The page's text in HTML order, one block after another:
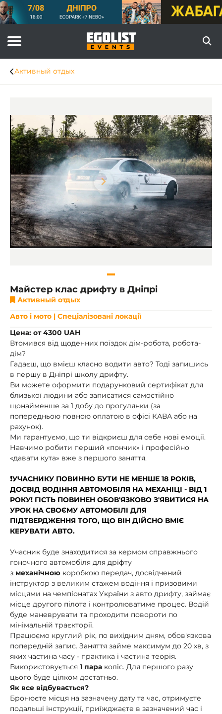
Активный отдых
Item
1
of
1
Майстер клас дрифту в Дніпрі
Активный отдых
Авто і мото | Спеціалізовані локації
Цена: от 4300 UAH
Втомився від щоденних поїздок дім-робота, робота-
дім?
Гадаєш, що вмієш класно водити авто? Тоді запишись
в першу в Дніпрі школу дрифту.
Ви можете оформити подарунковий сертифікат для
близької людини або записатися самостійно
щонайменше за 1 добу до прогулянки (за
попередньою повною оплатою в офісі КАВА або на
рахунок).
Ми гарантуємо, що ти відкриєш для себе нові емоції.
Навчимо робити перший «пончик» і професійно
«давати кута» вже з першого заняття.
❗️УЧАСНИКУ ПОВИННО БУТИ НЕ МЕНШЕ 18 РОКІВ,
ДОСВІД ВОДІННЯ АВТОМОБІЛЯ НА МЕХАНІЦІ - ВІД 1
РОКУ! ГІСТЬ ПОВИНЕН ОБОВ'ЯЗКОВО З'ЯВИТИСЯ НА
УРОК НА СВОЄМУ АВТОМОБІЛІ ДЛЯ
ПІДТВЕРДЖЕННЯ ТОГО, ЩО ВІН ДІЙСНО ВМІЄ
КЕРУВАТИ АВТО.
Учасник буде знаходитися за кермом справжнього
гоночного автомобіля для дріфту
з механічною коробкою передач, досвідчений
інструктор з великим стажем водіння і призовими
місцями на чемпіонатах України з авто дрифту, займає
місце другого пілота і контролюватиме процес. Водій
буде маневрувати та проходити повороти по
мінімальній траєкторії.
Працюємо круглий рік, по вихідним дням, обов'язкова
попередній запис. Заняття займе максимум до 20 хв, з
яких частина часу - практика і частина теорія.
Використовується 1 пара коліс. Для першого разу
цього буде цілком достатньо.
Як все відбувається?
Бронюєте місця на зазначену дату та час, отримуєте
подальші інструкції, приїжджаєте в зазначений час і